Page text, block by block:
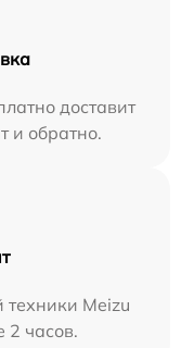
доставит
и обратно.
техники Meizu
2 часов.